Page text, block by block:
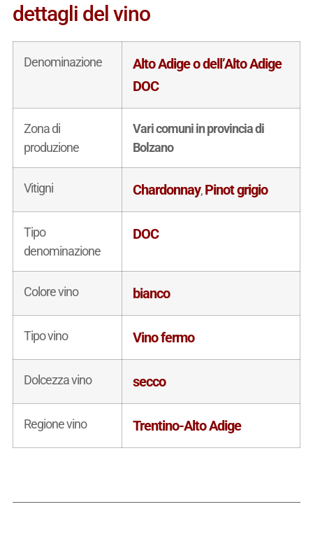
dettagli del vino
Denominazione
Alto Adige o dell’Alto Adige
DOC
Zona di
produzione
Vari comuni in provincia di
Bolzano
Vitigni Chardonnay,Pinot grigio
Tipo
denominazione
DOC
Colore vino bianco
Tipo vino Vino fermo
Dolcezza vino secco
Regione vino Trentino-Alto Adige